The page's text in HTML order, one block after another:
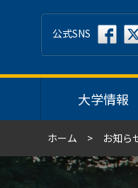
大学情報
公式SNS
ホーム お知ら